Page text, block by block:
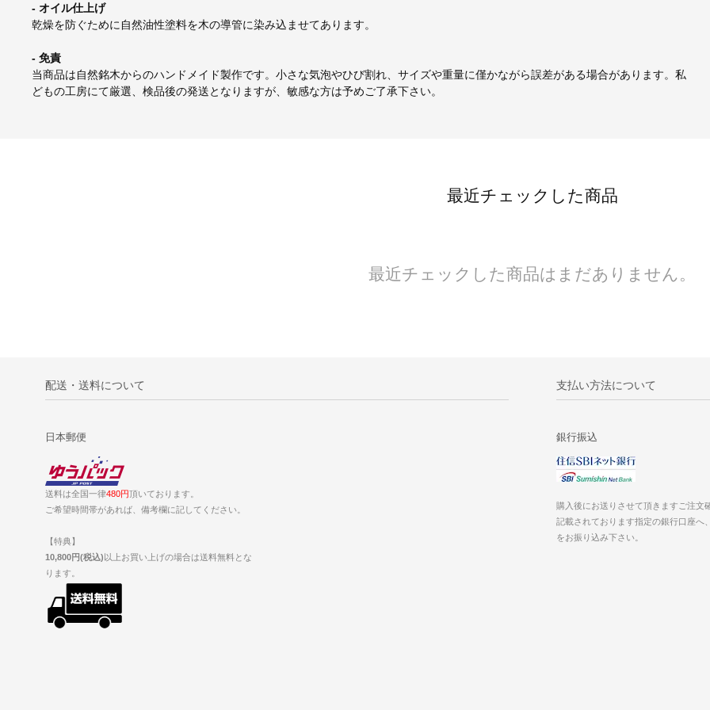
- オイル仕上げ
乾燥を防ぐために自然油性塗料を木の導管に染み込ませてあります。
- 免責
当商品は自然銘木からのハンドメイド製作です。小さな気泡やひび割れ、サイズや重量に僅かながら誤差がある場合があります。私
どもの工房にて厳選、検品後の発送となりますが、敏感な方は予めご了承下さい。
最近チェックした商品
最近チェックした商品はまだありません。
配送・送料について
日本郵便
送料は全国一律480円頂いております。
ご希望時間帯があれば、備考欄に記してください。
【特典】
10,800円(税込) 以上お買い上げの場合は送料無料とな
ります。
支払い方法について
銀行振込
購入後にお送りさせて頂きますご注文
記載されております指定の銀行口座へ
をお振り込み下さい。